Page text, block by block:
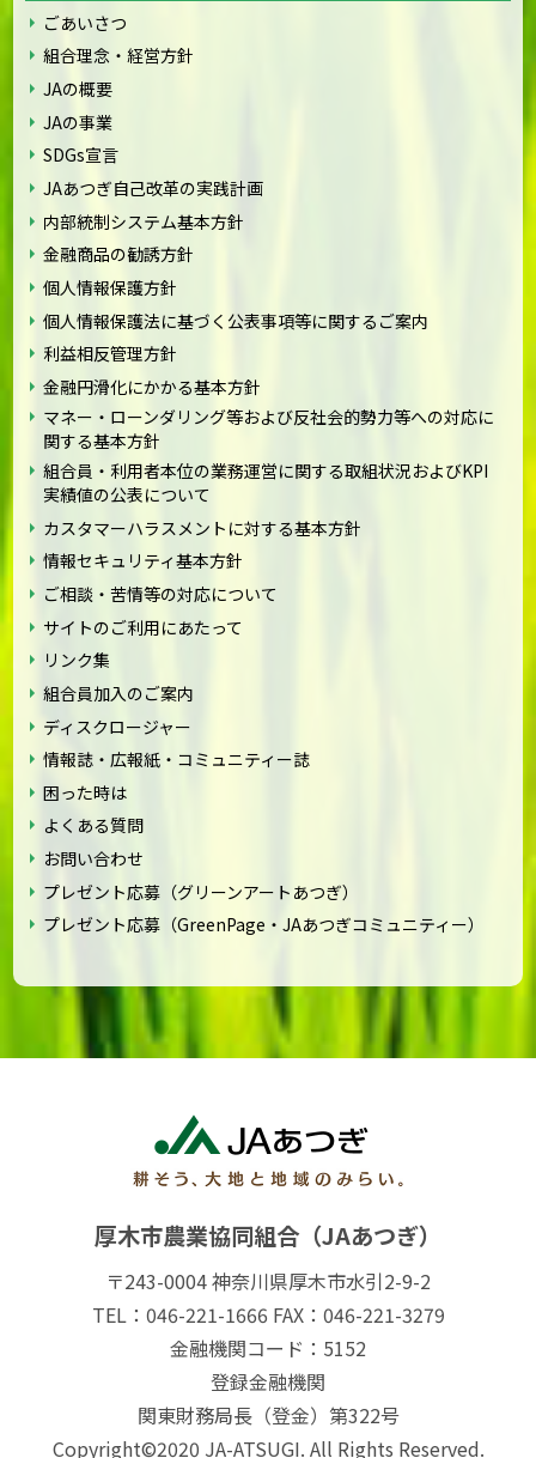
ごあいさつ
組合理念・経営方針
JAの概要
JAの事業
SDGs宣言
JAあつぎ自己改革の実践計画
内部統制システム基本方針
金融商品の勧誘方針
個人情報保護方針
個人情報保護法に基づく公表事項等に関するご案内
利益相反管理方針
金融円滑化にかかる基本方針
マネー・ローンダリング等および反社会的勢力等への対応に
関する基本方針
組合員・利用者本位の業務運営に関する取組状況およびKPI
実績値の公表について
カスタマーハラスメントに対する基本方針
情報セキュリティ基本方針
ご相談・苦情等の対応について
サイトのご利用にあたって
リンク集
組合員加入のご案内
ディスクロージャー
情報誌・広報紙・コミュニティー誌
困った時は
よくある質問
お問い合わせ
プレゼント応募（グリーンアートあつぎ）
プレゼント応募（GreenPage・JAあつぎコミュニティー）
厚木市農業協同組合（JAあつぎ）
〒243-0004 神奈川県厚木市水引2-9-2
TEL：046-221-1666 FAX：046-221-3279
金融機関コード：5152
登録金融機関
関東財務局長（登金）第322号
Copyright©2020 JA-ATSUGI. All Rights Reserved.